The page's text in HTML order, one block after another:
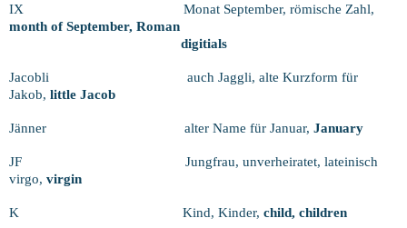
IX
Monat September, römische Zahl,
month of September, Roman
digitials
Jacobli
auch Jaggli, alte Kurzform für
Jakob, little Jacob
Jänner alter Name für Januar, January
JF
Jungfrau, unverheiratet, lateinisch
virgo, virgin
K Kind, Kinder, child, children